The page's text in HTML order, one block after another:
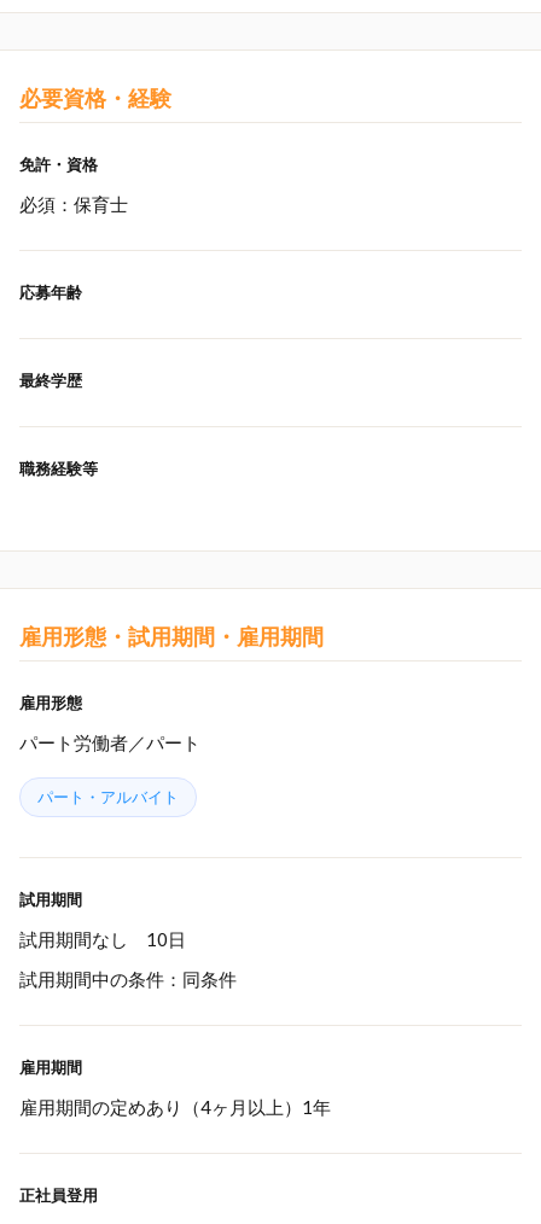
必要資格・経験
免許・資格
必須：保育士
応募年齢
最終学歴
職務経験等
雇用形態・試用期間・雇用期間
雇用形態
パート労働者／パート
パート・アルバイト
試用期間
試用期間なし 10日
試用期間中の条件：同条件
雇用期間
雇用期間の定めあり（4ヶ月以上）1年
正社員登用